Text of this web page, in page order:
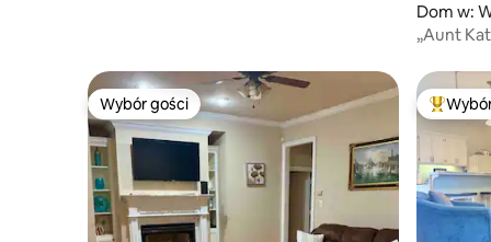
Dom w:
„Aunt
Wybór gości
Wybór gości